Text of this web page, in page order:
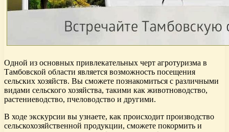
Одной из основных привлекательных черт агротуризма в
Тамбовской области является возможность посещения
сельских хозяйств. Вы сможете познакомиться с различными
видами сельского хозяйства, такими как животноводство,
растениеводство, пчеловодство и другими.
В ходе экскурсии вы узнаете, как происходит производство
сельскохозяйственной продукции, сможете покормить и